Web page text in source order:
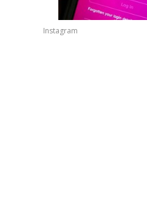
Instagram